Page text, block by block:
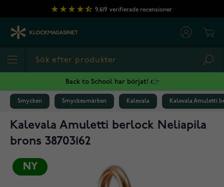
Hoppa till innehållet
9,619 verifierade recensioner
Back to School har börjat! 👉
Smycken Smyckesmärken Kalevala Kalevala Amuletti
Kalevala Amuletti berlock Neliapila
brons 38703162
NY